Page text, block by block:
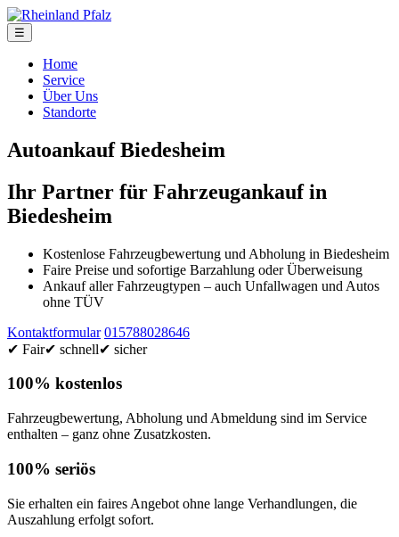
☰
Home
Service
Über Uns
Standorte
Autoankauf Biedesheim
Ihr Partner für Fahrzeugankauf in
Biedesheim
Kostenlose Fahrzeugbewertung und Abholung in Biedesheim
Faire Preise und sofortige Barzahlung oder Überweisung
Ankauf aller Fahrzeugtypen – auch Unfallwagen und Autos
ohne TÜV
Kontaktformular 015788028646
✔ Fair✔ schnell✔ sicher
100% kostenlos
Fahrzeugbewertung, Abholung und Abmeldung sind im Service
enthalten – ganz ohne Zusatzkosten.
100% seriös
Sie erhalten ein faires Angebot ohne lange Verhandlungen, die
Auszahlung erfolgt sofort.